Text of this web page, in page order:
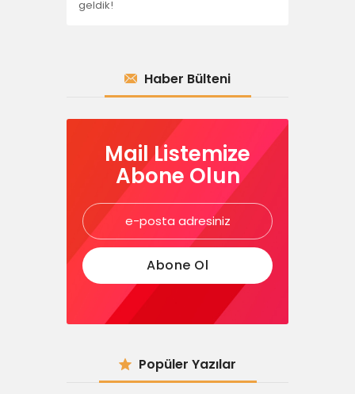
geldik!
Haber Bülteni
Mail Listemize
Abone Olun
Popüler Yazılar